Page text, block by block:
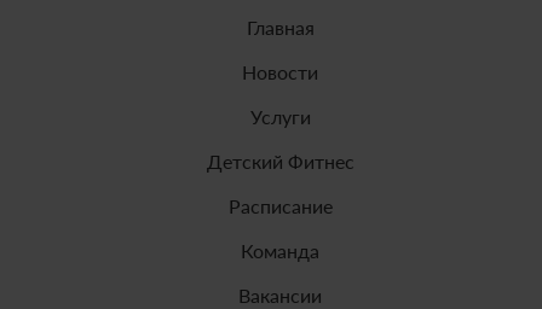
Главная
Новости
Услуги
Детский Фитнес
Расписание
Команда
Вакансии